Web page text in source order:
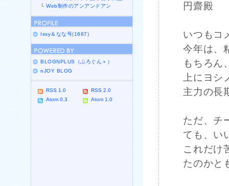
円齋殿
いつもコ
今年は、
もちろん
上にヨ
主力の長
ただ、チ
ても、い
これだけ
たのかと
└Web制作のアンアンドアン
Issy＆なな号(1687)
BLOGNPLUS（ぶろぐん＋）
nJOY BLOG
RSS 1.0
RSS 2.0
Atom 0.3
Atom 1.0